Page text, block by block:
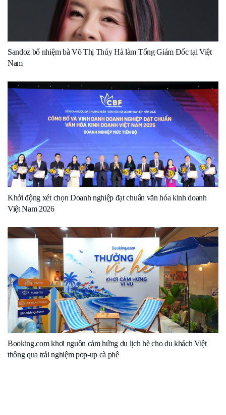
Sandoz bổ nhiệm bà Võ Thị Thúy Hà làm Tổng Giám Đốc tại Việt
Nam
Khởi động xét chọn Doanh nghiệp đạt chuẩn văn hóa kinh doanh
Việt Nam 2026
Booking.com khơi nguồn cảm hứng du lịch hè cho du khách Việt
thông qua trải nghiệm pop-up cà phê